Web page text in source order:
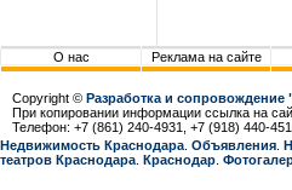
О нас Реклама на сайте
Copyright © Разработка и сопровождение
При копировании информации ссылка на
Телефон: +7 (861) 240-4931, +7 (918) 440-
Недвижимость Краснодара Объявления
театров Краснодара Краснодар